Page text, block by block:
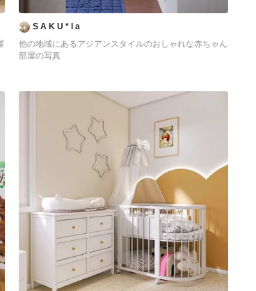
S A K U * l a
他の地域にあるアジアンスタイルのおしゃれな赤ちゃん
部屋の写真